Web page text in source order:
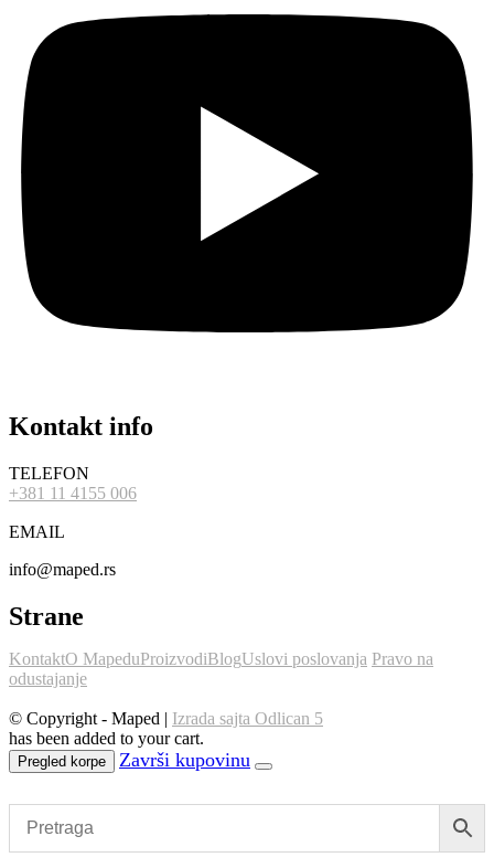
Kontakt info
TELEFON
+381 11 4155 006
EMAIL
info@maped.rs
Strane
KontaktO MapeduProizvodiBlogUslovi poslovanja Pravo na
odustajanje
© Copyright - Maped | Izrada sajta Odlican 5
has been added to your cart.
Pregled korpe